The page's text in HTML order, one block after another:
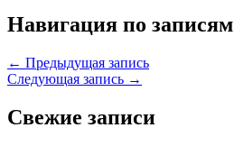
Навигация по записям
← Предыдущая запись
Следующая запись →
Свежие записи